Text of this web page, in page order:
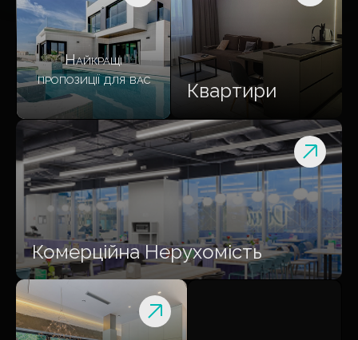
Найкращі
пропозиції для вас
Квартири
Комерційна Нерухомість